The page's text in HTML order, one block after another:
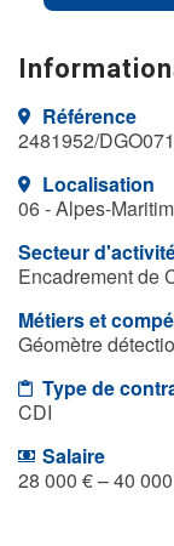
Référence
2481952/
Localisation
06 - Alpes-
Secteur
Encadrement de
Métiers et
Géomètre
Type de
CDI
Salaire
28 000 € – 40